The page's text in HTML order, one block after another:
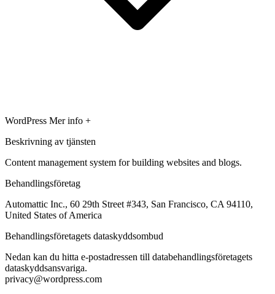
WordPress Mer info +
Beskrivning av tjänsten
Content management system for building websites and blogs.
Behandlingsföretag
Automattic Inc., 60 29th Street #343, San Francisco, CA 94110,
United States of America
Behandlingsföretagets dataskyddsombud
Nedan kan du hitta e-postadressen till databehandlingsföretagets
dataskyddsansvariga.
privacy@wordpress.com